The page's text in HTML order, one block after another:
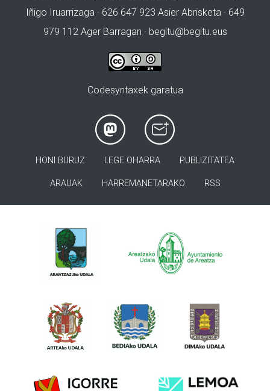
Iñigo Iruarrizaga · 626 647 923 Asier Abrisketa · 649
979 112 Ager Barragan · begitu@begitu.eus
Codesyntaxek garatua
HONI BURUZ LEGE OHARRA PUBLIZITATEA
ARAUAK HARREMANETARAKO RSS